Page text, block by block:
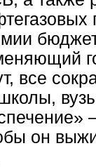
все
он